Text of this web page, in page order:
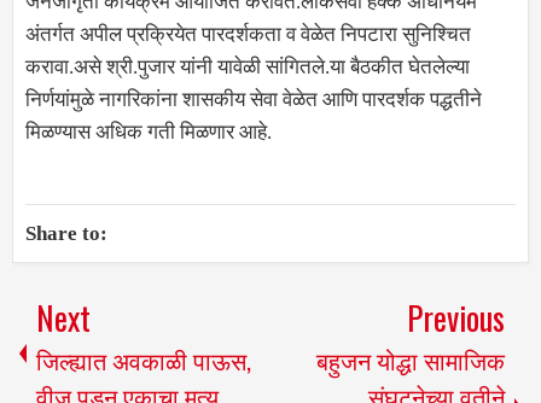
अंतर्गत अपील प्रक्रियेत पारदर्शकता व वेळेत निपटारा सुनिश्चित
करावा.असे श्री.पुजार यांनी यावेळी सांगितले.या बैठकीत घेतलेल्या
निर्णयांमुळे नागरिकांना शासकीय सेवा वेळेत आणि पारदर्शक पद्धतीने
मिळण्यास अधिक गती मिळणार आहे.
Share to:
Next
जिल्ह्यात अवकाळी पाऊस,
वीज पडून एकाचा मृत्यू
Previous
बहुजन योद्धा सामाजिक
संघटनेच्या वतीने